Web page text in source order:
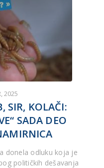
2025
SIR, KOLAČI:
SADA DEO
donela odluku koja je
političkih dešavanja